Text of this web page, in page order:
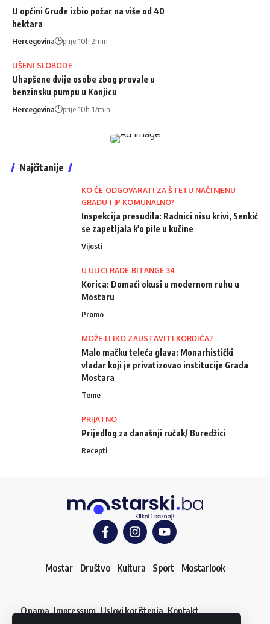
U općini Grude izbio požar na više od 40
hektara
Hercegovina prije 10h 2min
LIŠENI SLOBODE
Uhapšene dvije osobe zbog provale u
benzinsku pumpu u Konjicu
Hercegovina prije 10h 17min
Najčitanije
KO ĆE ODGOVARATI ZA ŠTETU NAČINJENU
GRADU I JP KOMUNALNO?
Inspekcija presudila: Radnici nisu krivi, Senkić
se zapetljala k'o pile u kučine
Vijesti
U ULICI RADE BITANGE 34
Korica: Domaći okusi u modernom ruhu u
Mostaru
Promo
MOŽE LI IKO ZAUSTAVITI KORDIĆA?
Malo mačku teleća glava: Monarhistički
vladar koji je privatizovao institucije Grada
Mostara
Teme
PRIJATNO
Prijedlog za današnji ručak/ Buredžici
Recepti
Mostar Društvo Kultura Sport Mostarlook
O nama Impressum Uslovi korištenja Kontakt